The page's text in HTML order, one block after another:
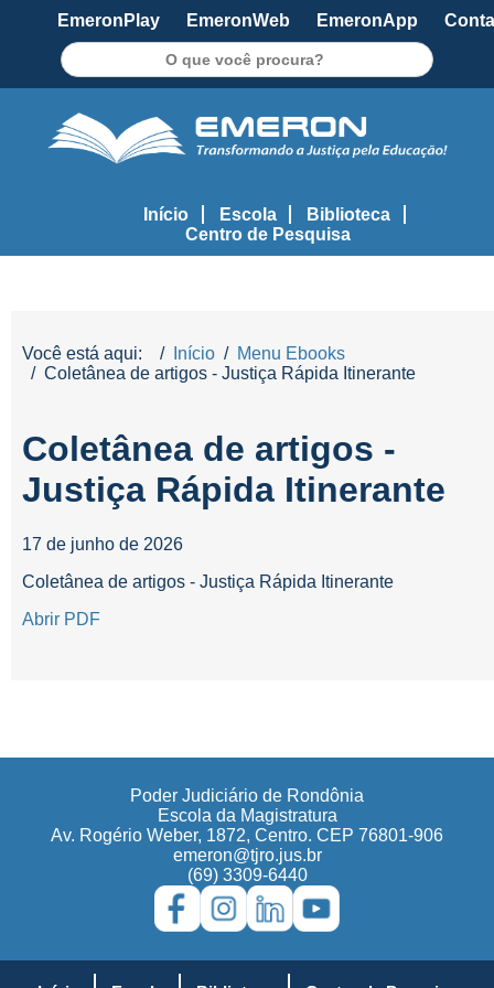
EmeronPlay EmeronWeb EmeronApp
Início Escola
Biblioteca
Centro de Pesquisa
Você está aqui: Início
Menu Ebooks
Coletânea de artigos - Justiça Rápida Itinerante
Coletânea de artigos -
Justiça Rápida Itinerante
17 de junho de 2026
Coletânea de artigos - Justiça Rápida Itinerante
Abrir PDF
Poder Judiciário de Rondônia
Escola da Magistratura
Av. Rogério Weber, 1872, Centro. CEP 76801-906
emeron@tjro.jus.br
(69) 3309-6440